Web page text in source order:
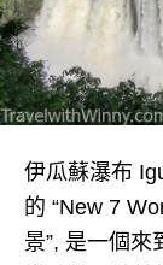
伊瓜蘇瀑布
的 “New 7
景”, 是一個